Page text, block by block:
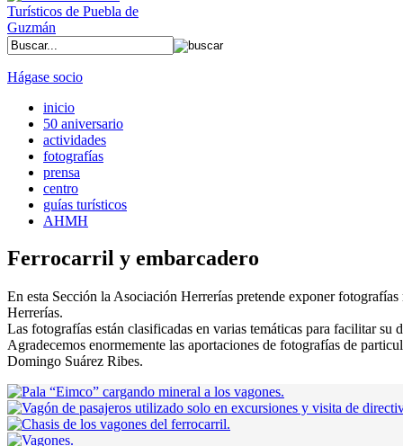
Hágase socio
inicio
50 aniversario
actividades
fotografías
prensa
centro
guías turísticos
AHMH
Ferrocarril y embarcadero
En esta Sección la Asociación Herrerías pretende exponer
Herrerías.
Las fotografías están clasificadas en varias temáticas para facilitar su
Agradecemos enormemente las aportaciones de fotografías de
Domingo Suárez Ribes.